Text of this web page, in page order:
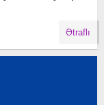
Ətraflı